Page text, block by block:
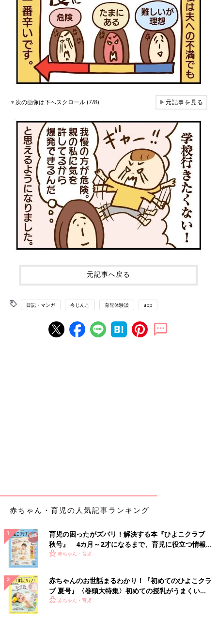
▼次の画像は下へスクロール (7/8) ▶元記事を見る
元記事へ戻る
日記・マンガ 今じんこ 育児体験談 app
赤ちゃん・育児の人気記事ランキング
育児の困ったがズバリ！解決する本『ひよこクラブ
秋号』 4カ月～2才になるまで、育児に役立つ情報が
いっぱい！
赤ちゃん・育児
赤ちゃんのお世話まるわかり！『初めてのひよこクラ
ブ 夏号』〈巻頭大特集〉初めての授乳がうまくい
く！ おっぱい・ミルクの基本と夏のトラブル 解決テ
赤ちゃん・育児